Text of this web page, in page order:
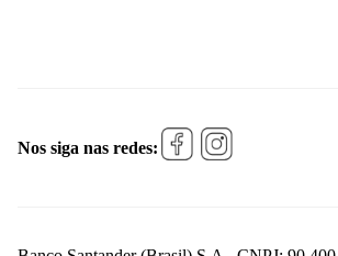
Nos siga nas redes: